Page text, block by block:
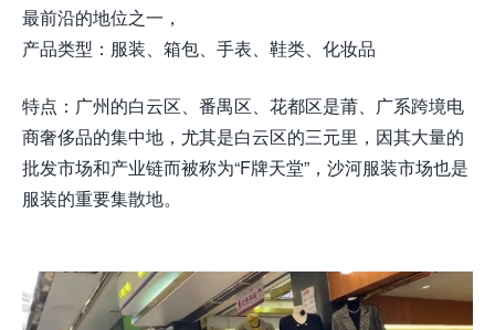
最前沿的地位之一，
产品类型：服装、箱包、手表、鞋类、化妆品
特点：广州的白云区、番禺区、花都区是莆、广系跨境电
商奢侈品的集中地，尤其是白云区的三元里，因其大量的
批发市场和产业链而被称为“F牌天堂”，沙河服装市场也是
服装的重要集散地。